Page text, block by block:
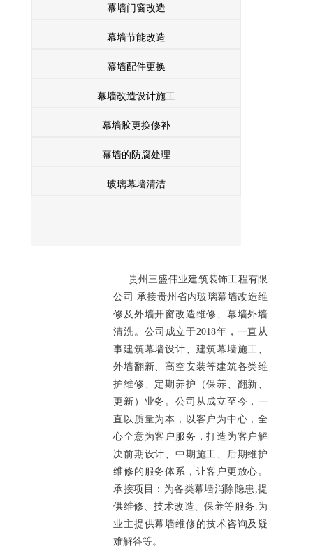
幕墙门窗改造
幕墙节能改造
幕墙配件更换
幕墙改造设计施工
幕墙胶更换修补
幕墙的防腐处理
玻璃幕墙清洁
贵州三盛伟业建筑装饰工程有限
公司 承接贵州省内玻璃幕墙改造维
修及外墙开窗改造维修、幕墙外墙
清洗。公司成立于2018年，一直从
事建筑幕墙设计、建筑幕墙施工、
外墙翻新、高空安装等建筑各类维
护维修、定期养护（保养、翻新、
更新）业务。公司从成立至今，一
直以质量为本，以客户为中心，全
心全意为客户服务，打造为客户解
决前期设计、中期施工、后期维护
维修的服务体系，让客户更放心。
承接项目：为各类幕墙消除隐患,提
供维修、技术改造、保养等服务.为
业主提供幕墙维修的技术咨询及疑
难解答等。